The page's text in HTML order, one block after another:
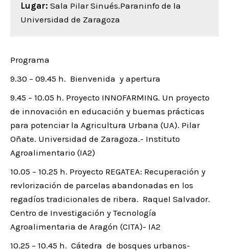
Lugar: Sala Pilar Sinués.Paraninfo de la
Universidad de Zaragoza
Programa
9.30 – 09.45 h. Bienvenida y apertura
9.45 – 10.05 h. Proyecto INNOFARMING. Un proyecto
de innovación en educación y buemas prácticas
para potenciar la Agricultura Urbana (UA). Pilar
Oñate. Universidad de Zaragoza.- Instituto
Agroalimentario (IA2)
10.05 – 10.25 h. Proyecto REGATEA: Recuperación y
revlorización de parcelas abandonadas en los
regadíos tradicionales de ribera. Raquel Salvador.
Centro de Investigación y Tecnología
Agroalimentaria de Aragón (CITA)- IA2
10.25 – 10.45 h. Cátedra de bosques urbanos-